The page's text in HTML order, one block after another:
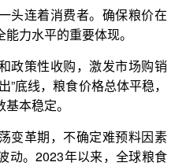
头连着消费者。确保粮价在
力水平的重要体现。
政策性收购，激发市场购销
底线，粮食价格总体平稳，
本稳定。
变革期，不确定难预料因素
动。2023年以来，全球粮食